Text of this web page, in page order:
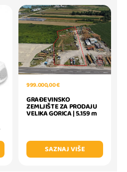
999.000,00 €
GRAĐEVINSKO
ZEMLJIŠTE ZA PRODAJU
VELIKA GORICA | 5.159 m
SAZNAJ VIŠE